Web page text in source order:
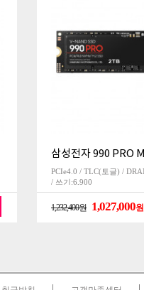
삼성전자 990 PRO
PCIe4.0 / TLC(토글) /
/ 쓰기:6,900
1,232,400원 1,027,000원